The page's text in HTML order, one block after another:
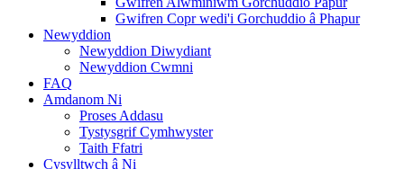
Gwifren Copr wedi'i Gorchuddio â Phapur
Newyddion
Newyddion Diwydiant
Newyddion Cwmni
FAQ
Amdanom Ni
Proses Addasu
Tystysgrif Cymhwyster
Taith Ffatri
Cysylltwch â Ni